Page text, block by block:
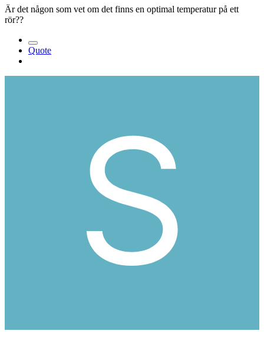
Är det någon som vet om det finns en optimal temperatur på ett
rör??
Quote